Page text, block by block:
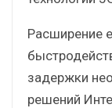
Расширение
задержки
решений